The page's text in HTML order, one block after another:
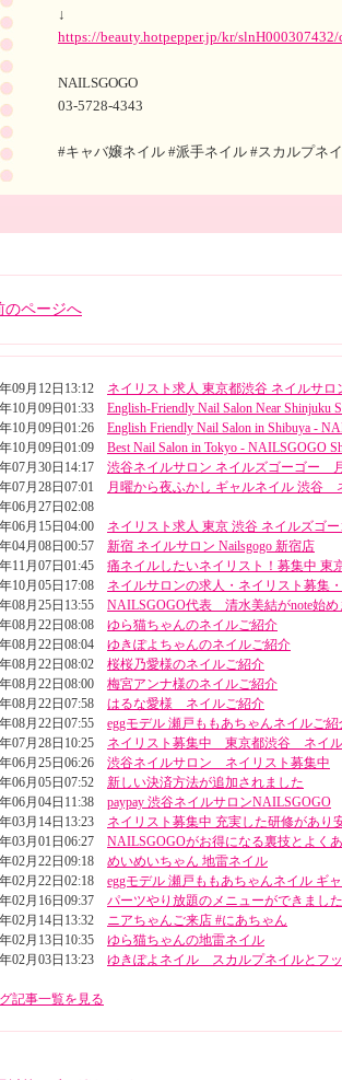
↓
https://beauty.hotpepper.jp/kr/
NAILSGOGO
03-5728-4343
#キャバ嬢ネイル #派手ネイル #スカルプネ
のページへ
09月12日13:12 ネイリスト求人 東京都渋谷 ネイルサロ
10月09日01:33 English-Friendly Nail Salon Near
10月09日01:26 English Friendly Nail Salon in Shibuya -
10月09日01:09 Best Nail Salon in Tokyo - NAILSGOGO
07月30日14:17 渋谷ネイルサロン ネイルズゴーゴー
07月28日07:01
月曜から夜ふかし ギャルネイル 渋谷
06月27日02:08
06月15日04:00 ネイリスト求人 東京 渋谷 ネイルズゴ
04月08日00:57 新宿 ネイルサロン Nailsgogo 新宿店
11月07日01:45 痛ネイルしたいネイリスト！募集中 東
10月05日17:08 ネイルサロンの求人・ネイリスト募集
08月25日13:55 NAILSGOGO代表 清水美結がnote始め
08月22日08:08 ゆら猫ちゃんのネイルご紹介
08月22日08:04 ゆきぽよちゃんのネイルご紹介
08月22日08:02 桜桜乃愛様のネイルご紹介
08月22日08:00 梅宮アンナ様のネイルご紹介
08月22日07:58 はるな愛様 ネイルご紹介
08月22日07:55 eggモデル 瀬戸ももあちゃんネイルご紹
07月28日10:25 ネイリスト募集中 東京都渋谷 ネイ
06月25日06:26 渋谷ネイルサロン ネイリスト募集中
06月05日07:52 新しい決済方法が追加されました
06月04日11:38 paypay 渋谷ネイルサロンNAILSGOGO
03月14日13:23 ネイリスト募集中 充実した研修があ
03月01日06:27 NAILSGOGOがお得になる裏技とよく
02月22日09:18 めいめいちゃん 地雷ネイル
02月22日02:18 eggモデル 瀬戸ももあちゃんネイル ギ
02月16日09:37 パーツやり放題のメニューができました
02月14日13:32 ニアちゃんご来店 #にあちゃん
02月13日10:35 ゆら猫ちゃんの地雷ネイル
02月03日13:23 ゆきぽよネイル スカルプネイルとフ
記事一覧を見る